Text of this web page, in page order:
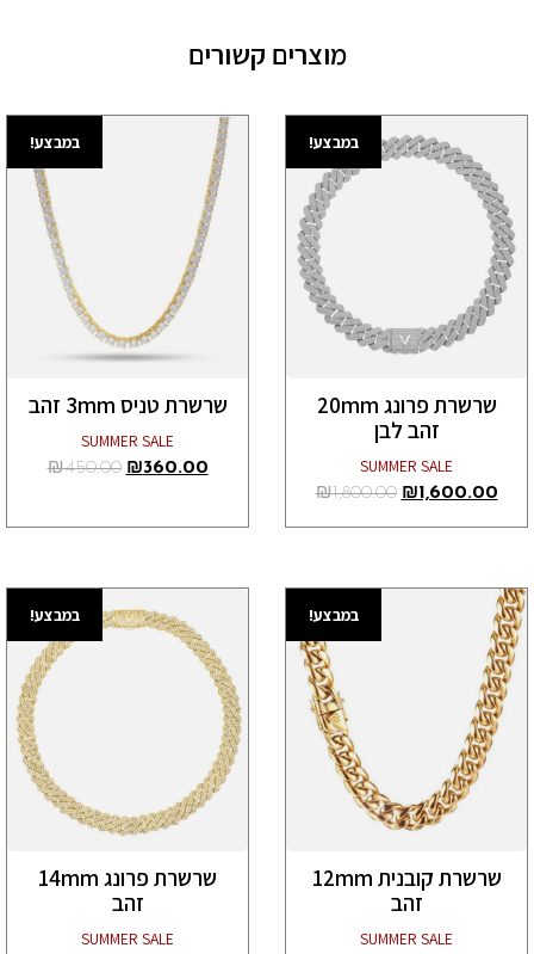
מוצרים קשורים
במבצע!
שרשרת פרונג 20mm
זהב לבן
SUMMER SALE
₪1,600.00
₪1,800.00
במבצע!
שרשרת טניס 3mm זהב
SUMMER SALE
₪360.00
₪450.00
במבצע!
שרשרת קובנית 12mm
זהב
SUMMER SALE
במבצע!
שרשרת פרונג 14mm
זהב
SUMMER SALE